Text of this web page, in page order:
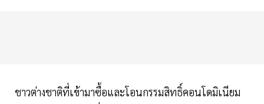
ชาวต่างชาติที่เข้ามาซื้อและโอนกรรมสิทธิ์คอนโดมิเนียม